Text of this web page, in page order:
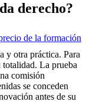
derecho?
y otra práctica. Para
totalidad. La prueba
comisión
se conceden
antes de su